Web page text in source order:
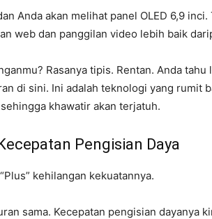
Anda akan melihat panel OLED 6,9
web dan panggilan video lebih baik
Rasanya tipis. Rentan. Anda
di sini. Ini adalah teknologi yang rumit
khawatir akan terjatuh.
Pengisian Daya
kehilangan kekuatannya.
sama. Kecepatan pengisian dayanya